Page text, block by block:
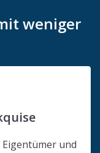
weniger
und